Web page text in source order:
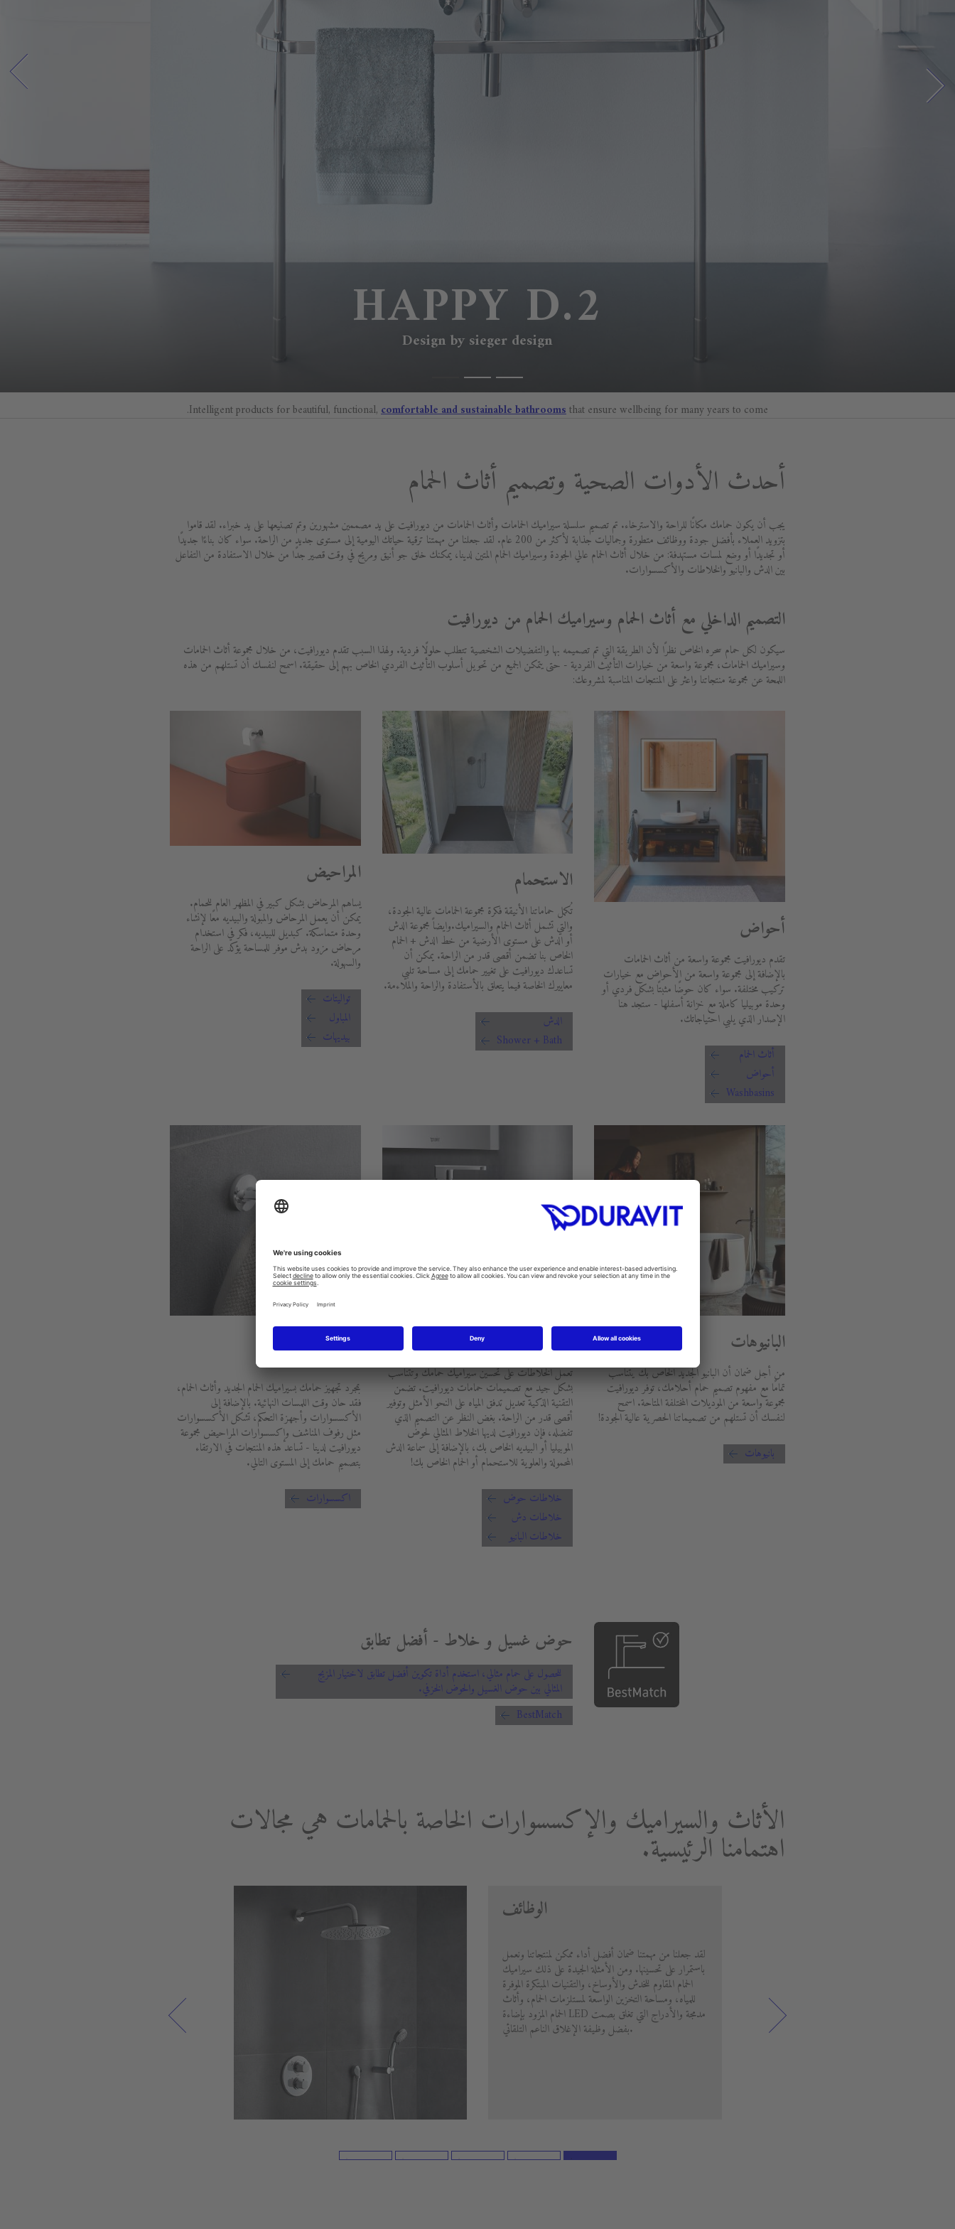
HAPPY D.2
Design by sieger design
Intelligent products for beautiful, functional,comfortable and sustainable bathroomsthat ensure wellbeing for many years to come.
أحدث الأدوات الصحية وتصميم أثاث الحمام
يجب أن يكون حمامك مكانًا للراحة والاسترخاء. تم تصميم سلسلة سيراميك الحمامات وأثاث الحمامات من ديورافيت على يد مصممين مشهورين وتم تصنيعها على يد خبراء. لقد قاموا
بتزويد العملاء بأفضل جودة ووظائف متطورة وجماليات جذابة لأكثر من 200 عام. لقد جعلنا من مهمتنا ترقية حياتك اليومية إلى مستوى جديد من الراحة. سواء كان بناءًا جديدًا
أو تجديدًا أو وضع لمسات مستهدفة: من خلال أثاث الحمام عالي الجودة وسيراميك الحمام المتين لدينا، يمكنك خلق جو أنيق ومريح في وقت قصير جدًا من خلال الاستفادة من التفاعل
بين الدش والبانيو والخلاطات والأكسسوارات.
التصميم الداخلي مع أثاث الحمام وسيراميك الحمام من ديورافيت
سيكون لكل حمام سحره الخاص نظرًا لأن الطريقة التي تم تصميمه بها والتفضيلات الشخصية تتطلب حلولًا فردية. ولهذا السبب تقدم ديورافيت، من خلال مجموعة أثاث الحمامات
وسيراميك الحمامات، مجموعة واسعة من خيارات التأثيث الفردية - حتى يتمكن الجميع من تحويل أسلوب التأثيث الفردي الخاص بهم إلى حقيقة. اسمح لنفسك أن تستلهم من هذه
اللمحة عن مجموعة منتجاتنا واعثر على المنتجات المناسبة لمشروعك:
أحواض
تقدم ديورافيت مجموعة واسعة من أثاث الحمامات
بالإضافة إلى مجموعة واسعة من الأحواض مع خيارات
تركيب مختلفة. سواء كان حوضًا مثبتًا بشكل فردي أو
وحدة موبيليا كاملة مع خزانة أسفلها - ستجد هنا
الإصدار الذي يلبي احتياجاتك.
أثاث الحمام
أحواض
Washbasins
الاستحمام
تُكمل حماماتنا الأنيقة فكرة مجموعة الحمامات عالية الجودة،
والتي تشمل أثاث الحمام والسيراميك.وايضاً مجموعة الدش
أو الدش على مستوى الأرضية من خط الدش + الحمام
الخاص بنا تضمن أقصى قدر من الراحة. يمكن أن
تساعدك ديورافيت على تغيير حمامك إلى مساحة تلبي
معاييرك الخاصة فيما يتعلق بالأستفادة والراحة والملاءمة.
الدش
Shower + Bath
المراحيض
يساهم المرحاض بشكل كبير في المظهر العام للحمام.
يمكن أن يعمل المرحاض والمبولة والبيديه معًا لإنشاء
وحدة متماسكة. كبديل للبيديه، فكر في استخدام
مرحاض مزود بدش موفر للمساحة يؤكد على الراحة
والسهولة.
تواليتات
المباول
بيديهات
البانيوهات
من أجل ضمان أن البانيو الجديد الخاص بك يتناسب
تمامًا مع مفهوم تصميم حمام أحلامك، توفر ديورافيت
مجموعة واسعة من الموديلات المختلفة المتاحة. اسمح
لنفسك أن تستلهم من تصميماتنا الحصرية عالية الجودة!
بانيوهات
الخلاطات
تعمل الخلاطات على تحسين سيراميك حمامك وتتناسب
بشكل جيد مع تصميمات حمامات ديورافيت. تضمن
التقنية الذكية تعديل تدفق المياه على النحو الأمثل وتوفير
أقصى قدر من الراحة. بغض النظر عن التصميم الذي
تفضله، فإن ديورافيت لديها الخلاط المثالي لحوض
الموبيليا أو البيديه الخاص بك، بالإضافة إلى سماعة الدش
المحمولة والعلوية للاستحمام أو الحمام الخاص بك!
خلاطات حوض
خلاطات دش
خلاطات البانيو
الأكسسوارات
بمجرد تجهيز حمامك بسيراميك الحمام الجديد وأثاث الحمام،
فقد حان وقت اللمسات النهائية. بالإضافة إلى
الأكسسوارات وأجهزة التحكم، تشكل الأكسسوارات
مثل رفوف المناشف وإكسسوارات المراحيض مجموعة
ديورافيت لدينا - تساعد هذه المنتجات في الارتقاء
بتصميم حمامك إلى المستوى التالي.
اكسسوارات
حوض غسيل و خلاط - أفضل تطابق
للحصول على حمام مثالي، استخدم أداة تكوين أفضل تطابق لاختيار المزيج
المثالي بين حوض الغسيل والحوض الخزفي.
BestMatch
الأثاث والسيراميك والإكسسوارات الخاصة بالحمامات هي مجالات
اهتمامنا الرئيسية.
الوظائف
لقد جعلنا من مهمتنا ضمان أفضل أداء ممكن لمنتجاتنا ونعمل
باستمرار على تحسينها. ومن الأمثلة الجيدة على ذلك سيراميك
الحمام المقاوم للخدش والأوساخ، والتقنيات المبتكرة الموفرة
للمياه، ومساحة التخزين الواسعة لمستلزمات الحمام، وأثاث
الحمام المزود بإضاءة LED مدمجة والأدراج التي تغلق بصمت
بفضل وظيفة الإغلاق الناعم التلقائي.
الأكريليكية أقصى قدر من الرفاهية وجودة الحياة.
السبب نسعى دائمًا إلى دمج أحدث التقنيات في
الحمام وأثاث الحمام من ديورافيت وخلق مكان مريح